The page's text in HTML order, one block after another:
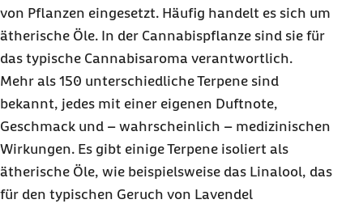
von Pflanzen eingesetzt. Häufig handelt es sich um
ätherische Öle. In der Cannabispflanze sind sie für
das typische Cannabisaroma verantwortlich.
Mehr als 150 unterschiedliche Terpene sind
bekannt, jedes mit einer eigenen Duftnote,
Geschmack und – wahrscheinlich – medizinischen
Wirkungen. Es gibt einige Terpene isoliert als
ätherische Öle, wie beispielsweise das Linalool, das
für den typischen Geruch von Lavendel